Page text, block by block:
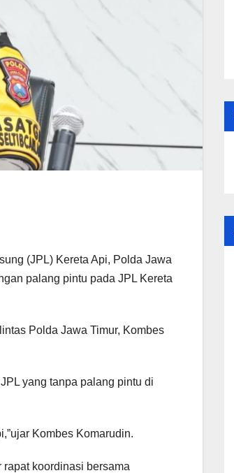
(JPL) Kereta Api, Polda Jawa
palang pintu pada JPL Kereta
Polda Jawa Timur, Kombes
yang tanpa palang pintu di
Kombes Komarudin.
koordinasi bersama